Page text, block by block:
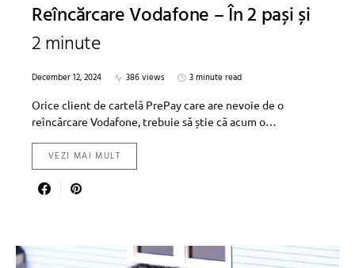
Reîncărcare Vodafone – În 2 pași și
2 minute
December 12, 2024 386 views
3 minute read
Orice client de cartelă PrePay care are nevoie de o
reîncărcare Vodafone, trebuie să știe că acum o…
VEZI MAI MULT